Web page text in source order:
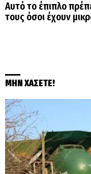
Αυτό το έπιπλο
τους όσοι έχουν
ΜΗΝ ΧΑΣΕΤΕ!